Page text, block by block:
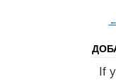
If